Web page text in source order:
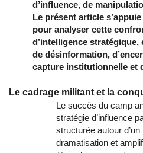
d’influence, de
Le présent article
pour analyser cette
d’intelligence
de désinformation,
capture institutionnelle et
Le cadrage militant et la
Le succès du camp
stratégie d’influence
structurée autour
dramatisation et